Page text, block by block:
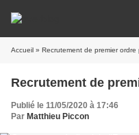
Accueil » Recrutement de premier ordre
Recrutement de
Publié le 11/05/2020 à 17:46
Par Matthieu Piccon